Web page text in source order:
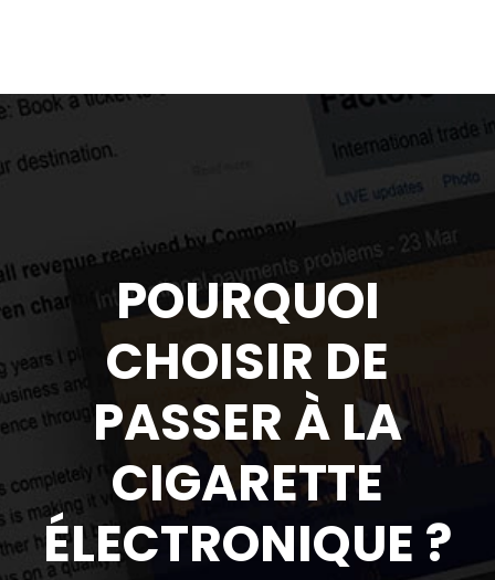
POURQUOI
CHOISIR DE
PASSER À LA
CIGARETTE
ÉLECTRONIQUE ?